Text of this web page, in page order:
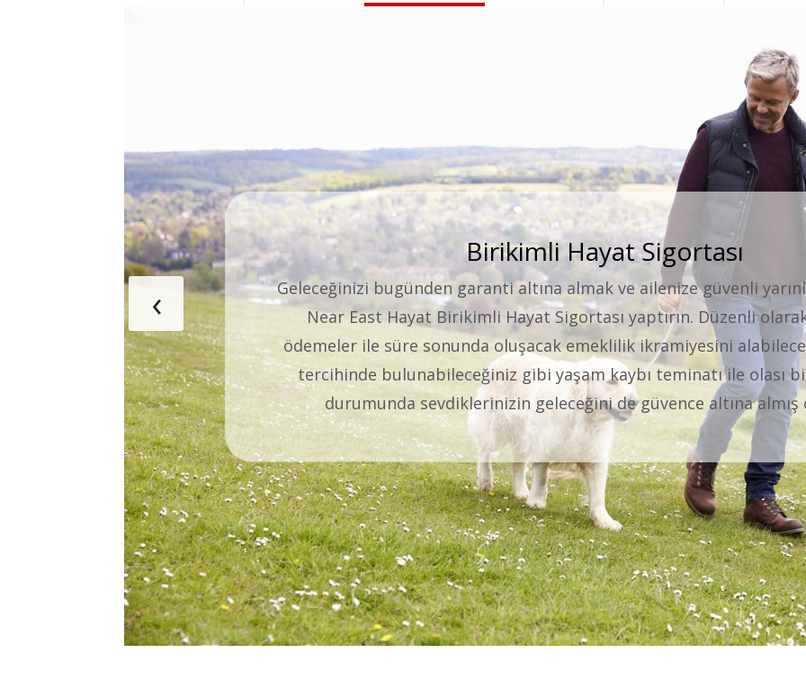
Eğitim Sigortası
En değerli varlığımız çocuklarımızın, başarılı ve mutlu bir
eğitim almaları için büyük çaba sarf ediyoruz.Yıllık 10-75 bin
masrafları her yıl ciddi oranlarda artıyor. Bu maliyetlerle
yarıda kalma riski var. İşte bu riski ortadan kaldırmak için Near
sizlere Eğitim Sigortası ürünümüzü sunuyoruz.
‹